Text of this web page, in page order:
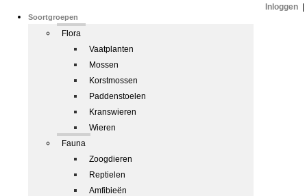
Soortgroepen
Flora
Vaatplanten
Mossen
Korstmossen
Paddenstoelen
Kranswieren
Wieren
Fauna
Zoogdieren
Reptielen
Amfibieën
Inloggen